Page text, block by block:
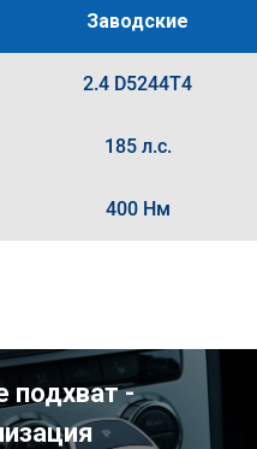
Заводские
2.4 D5244T4
185 л.с.
400 Нм
подхват -